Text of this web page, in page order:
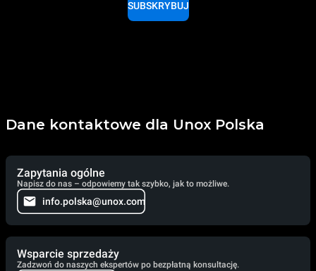
SUBSKRYBUJ
Dane kontaktowe dla Unox Polska
Zapytania ogólne
Napisz do nas – odpowiemy tak szybko, jak to możliwe.
info.polska@unox.com
Wsparcie sprzedaży
Zadzwoń do naszych ekspertów po bezpłatną konsultację.